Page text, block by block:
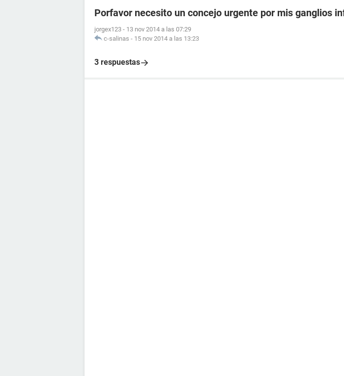
Porfavor necesito un concejo urgente por mis ganglios
jorgex123 - 13 nov 2014 a las 07:29
c-salinas - 15 nov 2014 a las 13:23
3 respuestas